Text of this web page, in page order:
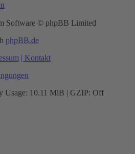
Software © phpBB Limited
phpBB.de
| Kontakt
Usage: 10.11 MiB | GZIP: Off